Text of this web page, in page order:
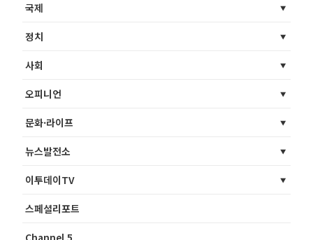
국제
정치
사회
오피니언
문화·라이프
뉴스발전소
이투데이TV
스페셜리포트